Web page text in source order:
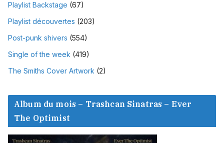
Playlist Backstage (67)
Playlist découvertes (203)
Post-punk shivers (554)
Single of the week (419)
The Smiths Cover Artwork (2)
Album du mois – Trashcan Sinatras – Ever
The Optimist